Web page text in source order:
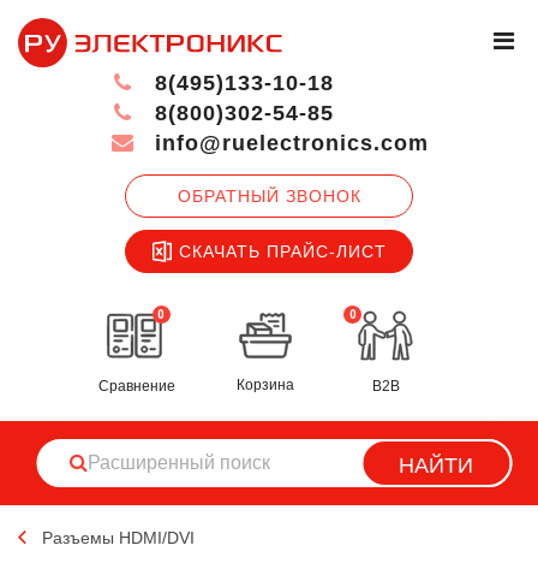
ОБРАТНЫЙ ЗВОНОК
СКАЧАТЬ ПРАЙС-ЛИСТ
8(495)133-10-18
8(800)302-54-85
info@ruelectronics.com
0
Сравнение
0
Корзина B2B
НАЙТИ
Разъемы HDMI/DVI